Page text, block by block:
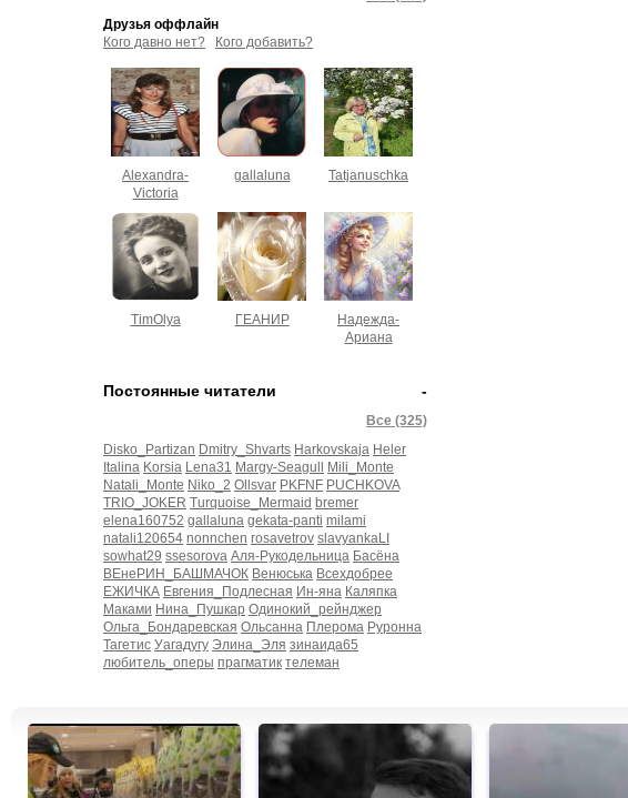
Друзья оффлайн
Кого давно нет?
Кого добавить?
Alexandra-
Victoria
gallaluna Tatjanuschka
TimOlya ГЕАНИР
Надежда-
Ариана
-
Постоянные читатели
Все (325)
Disko_Partizan Dmitry_Shvarts Harkovskaja Heler
Italina Korsia Lena31 Margy-Seagull
Mili_Monte
Natali_Monte Niko_2 Ollsvar PKFNF PUCHKOVA
TRIO_JOKER Turquoise_Mermaid bremer
elena160752 gallaluna gekata-panti milami
natali120654 nonnchen rosavetrov slavyankaLI
sowhat29 ssesorova Аля-Рукодельница Басёна
ВЕнеРИН_БАШМАЧОК Венюська Всехдобрее
ЕЖИЧКА Евгения_Подлесная Ин-яна Каляпка
Маками Нина_Пушкар Одинокий_рейнджер
Ольга_Бондаревская Ольсанна Плерома Руронна
Тагетис Уагадугу Элина_Эля зинаида65
любитель_оперы прагматик телеман